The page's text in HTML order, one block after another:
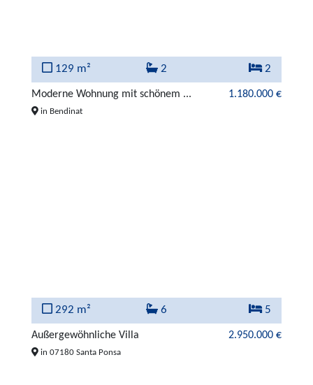
129 m² 2 2
Moderne Wohnung mit schönem ... 1.180.000 €
in Bendinat
292 m² 6 5
Außergewöhnliche Villa 2.950.000 €
in 07180 Santa Ponsa